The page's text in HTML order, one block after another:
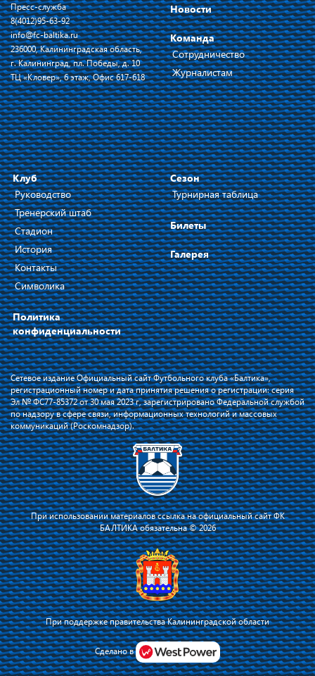
Я соглашаюсь с тем, что владелец сайта использует файлы cookie для
повышения удобства работы на сайте и сервис Яндекс.Метрика. Оставаясь
на сайте, я соглашаюсь сполитикой их применения.
Пресс-служба
8(4012)95-63-92
info@fc-baltika.ru
236000, Калининградская область,
г. Калининград, пл. Победы, д. 10
ТЦ «Кловер», 6 этаж, Офис 617-618
Новости
Команда
Сотрудничество
Журналистам
Клуб
Руководство
Тренерский штаб
Стадион
История
Контакты
Символика
Политика
конфиденциальности
Сезон
Турнирная таблица
Билеты
Галерея
Сетевое издание Официальный сайт Футбольного клуба «Балтика»,
регистрационный номер и дата принятия решения о регистрации: серия
Эл № ФС77-85372 от 30 мая 2023 г, зарегистрировано Федеральной службой
по надзору в сфере связи, информационных технологий и массовых
коммуникаций (Роскомнадзор).
При использовании материалов ссылка на официальный сайт ФК
БАЛТИКА обязательна © 2026
При поддержке правительства Калининградской области
Сделано в